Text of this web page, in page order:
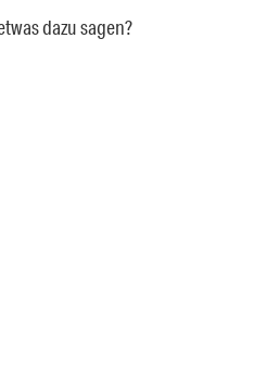
dazu sagen?